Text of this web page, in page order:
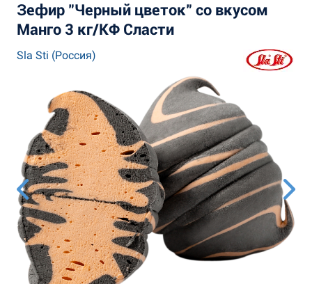
Зефир "Черный цветок" со вкусом
Манго 3 кг/КФ Сласти
Sla Sti (Россия)